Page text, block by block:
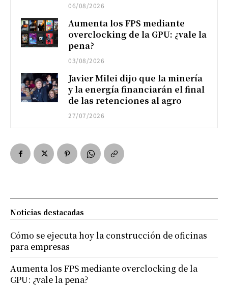
06/08/2026
Aumenta los FPS mediante
overclocking de la GPU: ¿vale la
pena?
03/08/2026
Javier Milei dijo que la minería
y la energía financiarán el final
de las retenciones al agro
27/07/2026
Noticias destacadas
Cómo se ejecuta hoy la construcción de oficinas
para empresas
Aumenta los FPS mediante overclocking de la
GPU: ¿vale la pena?